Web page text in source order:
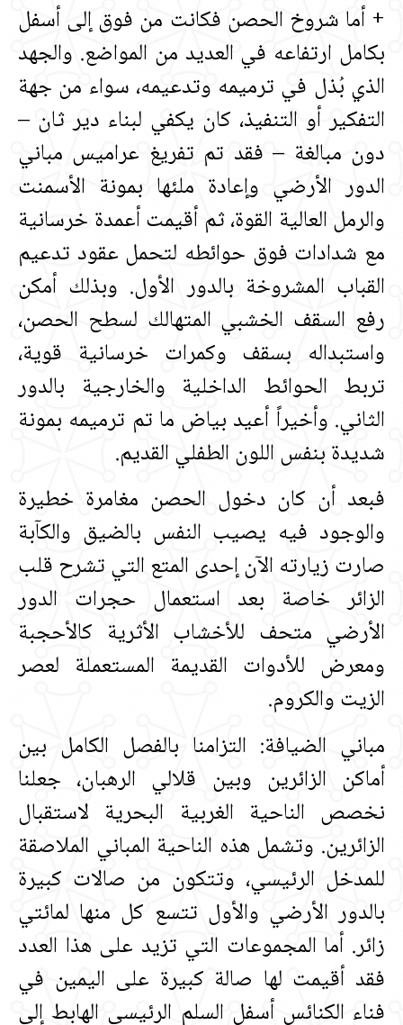
+ أما شروخ الحصن فكانت من فوق إلى أسفل
بكامل ارتفاعه في العديد من المواضع‏.‏ والجهد
الذي بُذل في ترميمه وتدعيمه، سواء من جهة
التفكير أو التنفيذ، كان يكفي لبناء دير ثان –
دون مبالغة – فقد تم تفريغ عراميس مباني
الدور الأرضي وإعادة ملئها بمونة الأسمنت
والرمل العالية القوة، ثم أقيمت أعمدة خرسانية
مع شدادات فوق حوائطه لتحمل عقود تدعيم
القباب المشروخة بالدور الأول‏.‏ وبذلك أمكن
رفع السقف الخشبي المتهالك لسطح الحصن،
واستبداله بسقف وكمرات خرسانية قوية،
تربط الحوائط الداخلية والخارجية بالدور
الثاني‏.‏ وأخيراً أعيد بياض ما تم ترميمه بمونة
شديدة بنفس اللون الطفلي القديم‏.‏
فبعد أن كان دخول الحصن مغامرة خطيرة
والوجود فيه يصيب النفس بالضيق والكآبة
صارت زيارته الآن إحدى المتع التي تشرح قلب
الزائر خاصة بعد استعمال حجرات الدور
الأرضي متحف للأخشاب الأثرية كالأحجبة
ومعرض للأدوات القديمة المستعملة لعصر
الزيت والكروم‏.‏
مباني الضيافة‏:‏ التزامنا بالفصل الكامل بين
أماكن الزائرين وبين قلالي الرهبان، جعلنا
نخصص الناحية الغربية البحرية لاستقبال
الزائرين‏.‏ وتشمل هذه الناحية المباني الملاصقة
للمدخل الرئيسي، وتتكون من صالات كبيرة
بالدور الأرضي والأول تتسع كل منها لمائتي
زائر‏.‏ أما المجموعات التي تزيد على هذا العدد
فقد أقيمت لها صالة كبيرة على اليمين في
فناء الكنائس أسفل السلم الرئيسي الهابط إلى